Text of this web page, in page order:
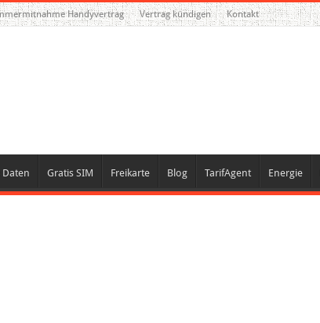
Handyvertrag Vertrag kündigen Kontakt
Gratis SIM Freikarte Blog TarifAgent Energie